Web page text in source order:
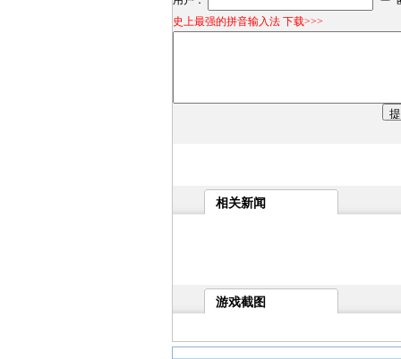
史上最强的拼音输入法 下载>>>
相关新闻
游戏截图